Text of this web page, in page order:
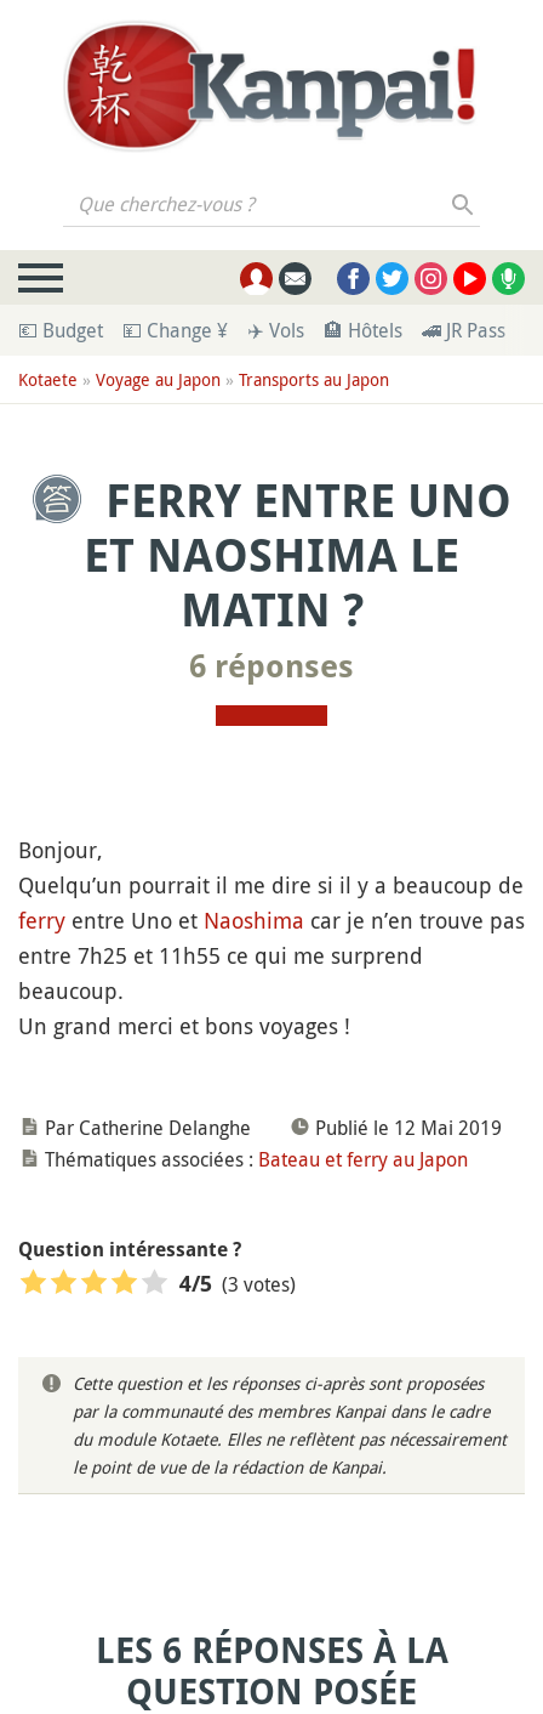
Que cherchez-vous ?
💶 Budget 💴 Change ¥ ✈️ Vols 🏨 Hôtels 🚄 JR Pass
Kotaete » Voyage au Japon » Transports au Japon
FERRY ENTRE UNO
ET NAOSHIMA LE
MATIN ?
6 réponses
Bonjour,
Quelqu’un pourrait il me dire si il y a beaucoup de
ferry entre Uno et Naoshima car je n’en trouve pas
entre 7h25 et 11h55 ce qui me surprend
beaucoup.
Un grand merci et bons voyages !
Par Catherine Delanghe
Publié le 12 Mai 2019
Thématiques associées : Bateau et ferry au Japon
Question intéressante ?
4/5 (3 votes)
Cette question et les réponses ci-après sont proposées
par la communauté des membres Kanpai dans le cadre
du module Kotaete. Elles ne reflètent pas nécessairement
le point de vue de la rédaction de Kanpai.
LES 6 RÉPONSES À LA
QUESTION POSÉE